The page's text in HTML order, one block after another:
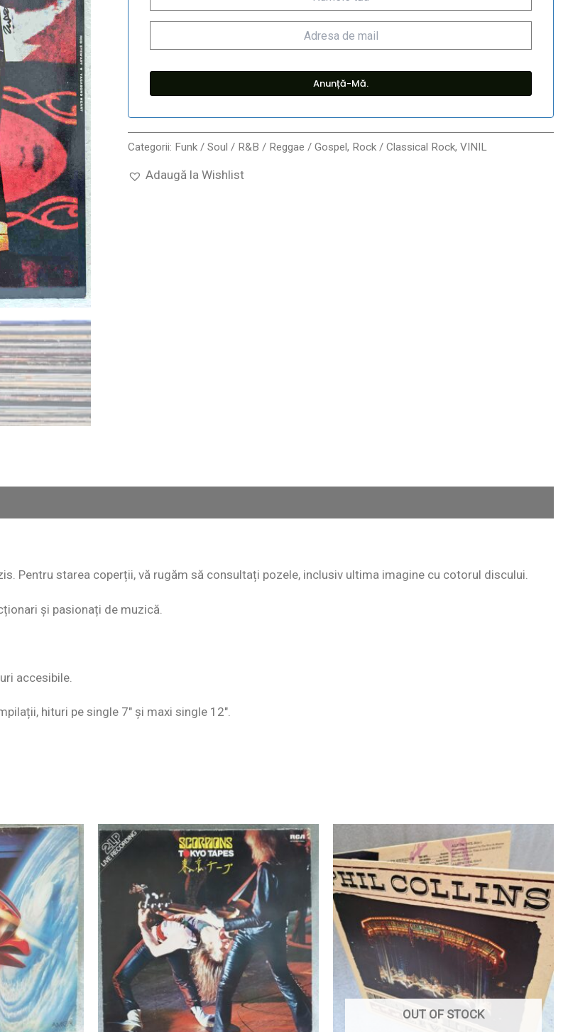
Categorii: Funk / Soul / R&B / Reggae / Gospel, Rock / Classical Rock,VINIL
Adaugă la Wishlist
Pentru starea coperții, vă rugăm să consultați pozele, inclusiv ultima imagine cu cotorul discului.
și pasionați de muzică.
accesibile.
hituri pe single 7″ și maxi single 12″.
OUT OF STOCK